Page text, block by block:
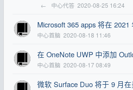
← 中心代答 2020-08-25 16:24
Microsoft 365 apps 将在 2021
中心首脑 2020-08-18 11:46
在 OneNote UWP 中添加
中心首脑 2020-08-17 08:49
微软 Surface Duo 将于 9 月